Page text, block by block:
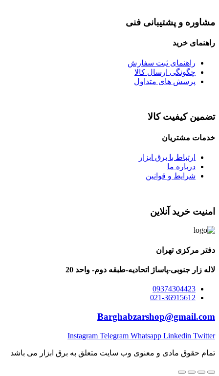
مشاوره و پشتیبانی فنی
راهنمای خرید
راهنمای ثبت سفارش
چگونگی ارسال کالا
پرسش های متداول
تضمین کیفیت کالا
خدمات مشتریان
ارتباط با برق ابزار
درباره ما
شرایط و قوانین
امنیت خرید آنلاین
دفتر مرکزی تهران
لاله زار جنوبی-پاساژ اتحادیه-طبقه دوم- واحد 20
09374304423
021-36915612
Barghabzarshop@gmail.com
Instagram Telegram Whatsapp Linkedin Twitter
تمام حقوق مادی و معنوی وب سایت متعلق به برق ابزار می باشد